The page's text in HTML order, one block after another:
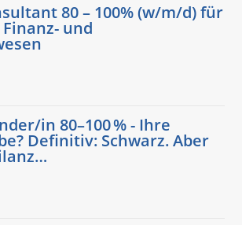
80 – 100% (w/m/d) für
und
in 80–100 % - Ihre
Definitiv: Schwarz. Aber